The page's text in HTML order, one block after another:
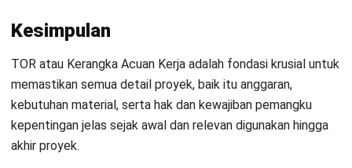
dan menggunakan sumber utama seperti regulasi
untuk memastikan konten yang akurat dan relevan.
Pelajari lebih lanjut tentang cara kami menjaga
ketepatan, kelengkapan, dan objektivitas konten dengan
membacaPanduan Editorial kami.